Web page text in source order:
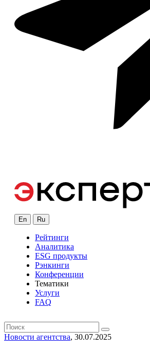
En Ru
Рейтинги
Аналитика
ESG продукты
Рэнкинги
Конференции
Тематики
Услуги
FAQ
Новости агентства, 30.07.2025